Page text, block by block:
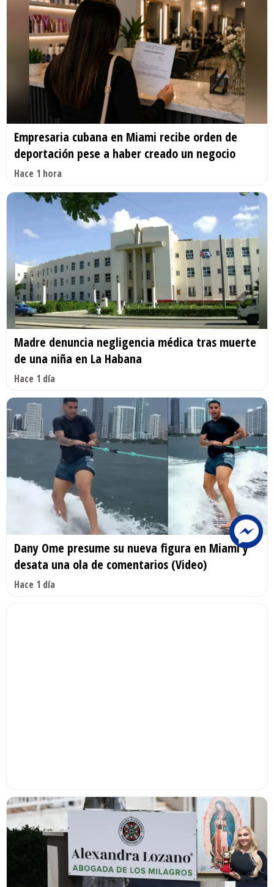
Empresaria cubana en Miami recibe orden de
deportación pese a haber creado un negocio
Hace 1 hora
Madre denuncia negligencia médica tras muerte
de una niña en La Habana
Hace 1 día
Dany Ome presume su nueva figura en Miami y
desata una ola de comentarios (Video)
Hace 1 día